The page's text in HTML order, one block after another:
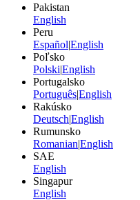
Pakistan
English
Peru
Español|English
Poľsko
Polski|English
Portugalsko
Português|English
Rakúsko
Deutsch|English
Rumunsko
Romanian|English
SAE
English
Singapur
English